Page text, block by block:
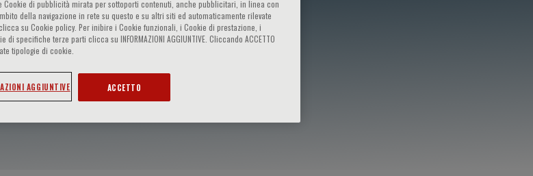
Cookie di pubblicità mirata per sottoporti contenuti, anche pubblicitari, in linea con
della navigazione in rete su questo e su altri siti ed automaticamente rilevate
su Cookie policy. Per inibire i Cookie funzionali, i Cookie di prestazione, i
specifiche terze parti clicca su INFORMAZIONI AGGIUNTIVE. Cliccando ACCETTO
tipologie di cookie.
AGGIUNTIVE ACCETTO